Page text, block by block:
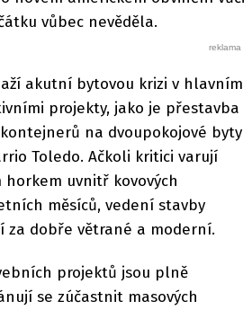
vůbec nevěděla.
akutní bytovou krizi v hlavním
projekty, jako je přestavba
na dvoupokojové byty
Toledo. Ačkoli kritici varují
uvnitř kovových
měsíců, vedení stavby
za dobře větrané a moderní.
projektů jsou plně
se zúčastnit masových